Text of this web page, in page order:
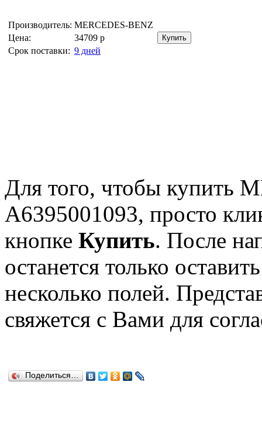
Производитель: MERCEDES-BENZ
Цена:
34709 р
Срок поставки: 9 дней
Для того, чтобы купить
A6395001093, просто
кнопке Купить. После
останется только
несколько полей.
свяжется с Вами для
Поделиться…